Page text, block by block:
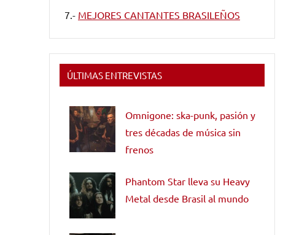
7.- MEJORES CANTANTES BRASILEÑOS
ÚLTIMAS ENTREVISTAS
Omnigone: ska-punk, pasión y
tres décadas de música sin
frenos
Phantom Star lleva su Heavy
Metal desde Brasil al mundo